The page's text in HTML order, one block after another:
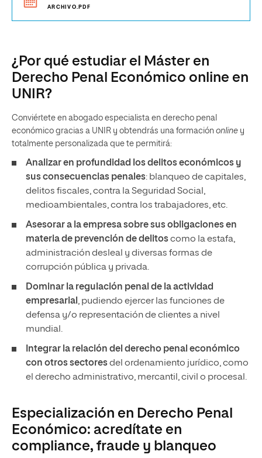
ARCHIVO.PDF
¿Por qué estudiar el Máster en
Derecho Penal Económico online en
UNIR?
Conviértete en abogado especialista en derecho penal
económico gracias a UNIR y obtendrás una formación online y
totalmente personalizada que te permitirá:
Analizar en profundidad los delitos económicos y
sus consecuencias penales: blanqueo de capitales,
delitos fiscales, contra la Seguridad Social,
medioambientales, contra los trabajadores, etc.
Asesorar a la empresa sobre sus obligaciones en
materia de prevención de delitoscomo la estafa,
administración desleal y diversas formas de
corrupción pública y privada.
Dominar la regulación penal de la actividad
empresarial , pudiendo ejercer las funciones de
defensa y/o representación de clientes a nivel
mundial.
Integrar la relación del derecho penal económico
con otros sectoresdel ordenamiento jurídico, como
el derecho administrativo, mercantil, civil o procesal.
Especialización en Derecho Penal
Económico: acredítate en
compliance, fraude y blanqueo